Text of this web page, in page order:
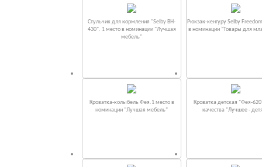
Стульчик для кормления "Selby BH-
430". 1 место в номинации "Лучшая
мебель"
Рюкзак-кенгуру Selby
в номинации “Товары для
Кроватка-колыбель Фея.1 место в
номинации "Лучшая мебель"
Кроватка детская "Фея-
качества "Лучшее -